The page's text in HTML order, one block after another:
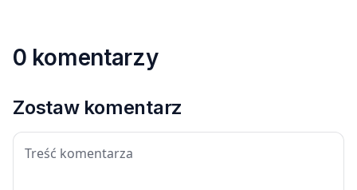
0 komentarzy
Zostaw komentarz